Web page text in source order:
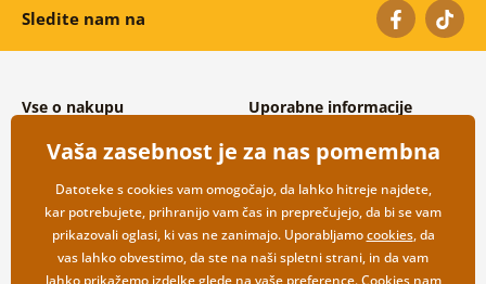
Sledite nam na
Vse o nakupu
Splošni in reklamacijski pogoji
Varovanje osebnih podatkov
Možnosti dostave in plačila
Vračilo blaga
Uporabne informacije
Pogosto zastavljena vprašanja
Kontakti
Veleprodaja
Vaša zasebnost je za nas pomembna
Datoteke s cookies vam omogočajo, da lahko hitreje najdete,
kar potrebujete, prihranijo vam čas in preprečujejo, da bi se vam
prikazovali oglasi, ki vas ne zanimajo. Uporabljamocookies, da
vas lahko obvestimo, da ste na naši spletni strani, in da vam
lahko prikažemo izdelke glede na vaše preference. Cookies nam